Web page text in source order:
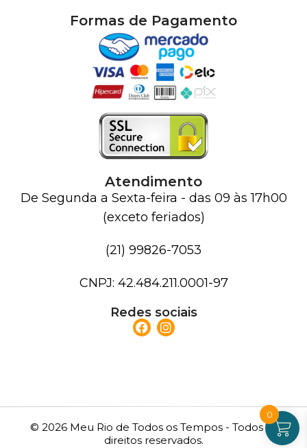
Formas de Pagamento
Atendimento
De Segunda a Sexta-feira - das 09 às 17h00
(exceto feriados)
(21) 99826-7053
CNPJ: 42.484.211.0001-97
Redes sociais
© 2026 Meu Rio de Todos os Tempos - Todos os
direitos reservados.
0